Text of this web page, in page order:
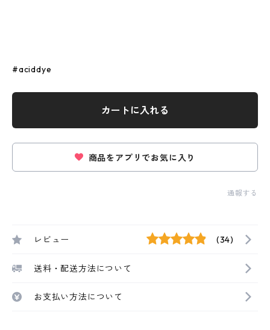
#aciddye
カートに入れる
商品をアプリでお気に入り
通報する
レビュー (34)
送料・配送方法について
お支払い方法について